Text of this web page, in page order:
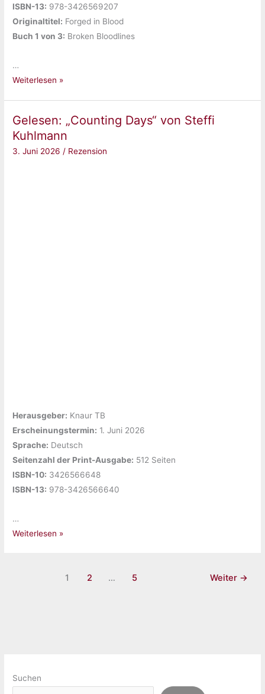
ISBN-13: ‎978-3426569207
Originaltitel: ‎Forged in Blood
Buch 1 von 3: ‎Broken Bloodlines
…
Gelesen:
Blood
(Broken
Bloodlines,
Weiterlesen »
Gelesen: „Counting Days“ von Steffi
Kuhlmann
3. Juni 2026/ Rezension
Herausgeber: ‎Knaur TB
Erscheinungstermin: ‎1. Juni 2026
Sprache: ‎Deutsch
Seitenzahl der Print-Ausgabe: ‎512 Seiten
ISBN-10: ‎3426566648
ISBN-13: ‎978-3426566640
…
Gelesen:
Weiterlesen »
1 2 … 5 Weiter →
Suchen